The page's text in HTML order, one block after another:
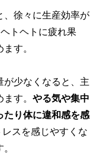
、徐々に生産効率が
トヘトに疲れ果
す。
少なくなると、主
す。 やる気や集中
たり体に違和感を感
スを感じやすくな